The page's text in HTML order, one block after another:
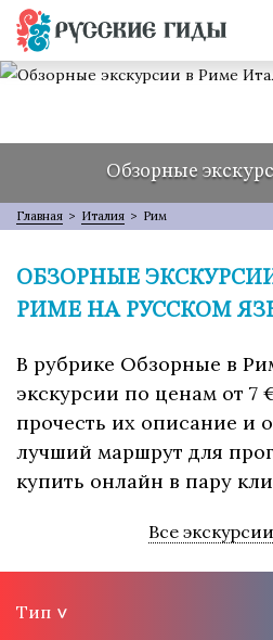
Обзорные
Главная > Италия > Рим
ОБЗОРНЫЕ
РИМЕ НА РУССКОМ
В рубрике Обзорные в
экскурсии по ценам от 7
прочесть их описание и
лучший маршрут для
купить онлайн в пару
Все
Тип